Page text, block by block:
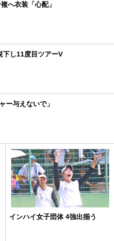
へ衣装「心配」
下し11度目ツアーV
ー与えないで」
インハイ女子団体 4強出揃う